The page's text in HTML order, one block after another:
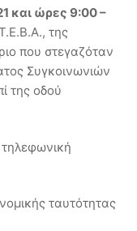
και ώρες 9:00 –
της
που στεγαζόταν
Συγκοινωνιών
της οδού
τηλεφωνική
ταυτότητας